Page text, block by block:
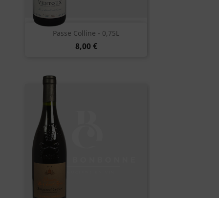
Passe Colline - 0,75L
8,00 €